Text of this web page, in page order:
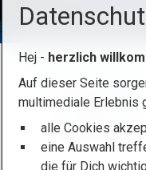
Startseite Kontakt
Datenschutz
© 2026 azzurro -
Hej - herzlich
Auf dieser Seite
multimediale Erlebnis
alle Cookies
eine Auswahl
die für Dich